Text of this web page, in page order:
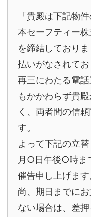
「貴殿は下記物
本セーフティー
を締結しており
払いがなされてお
再三にわたる電
もかかわらず貴
く、両者間の信
す。
よって下記の立
月○日午後○時ま
催告申し上げます
尚、期日までに
ない場合は、差